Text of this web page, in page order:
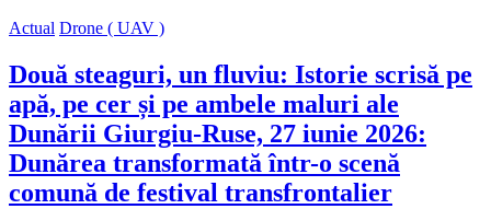
Actual Drone ( UAV )
Două steaguri, un fluviu: Istorie scrisă pe
apă, pe cer și pe ambele maluri ale
Dunării Giurgiu-Ruse, 27 iunie 2026:
Dunărea transformată într-o scenă
comună de festival transfrontalier